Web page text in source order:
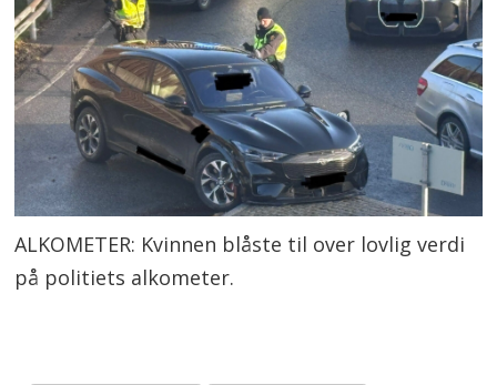
ALKOMETER: Kvinnen blåste til over lovlig verdi
på politiets alkometer.